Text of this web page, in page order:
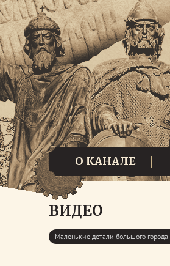
О КАНАЛЕ
ВИДЕО
Маленькие детали большого города